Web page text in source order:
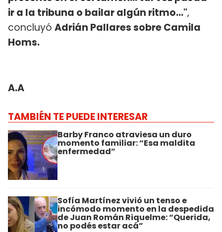
ir a la tribuna o bailar algún ritmo…",
concluyó Adrián Pallares sobre Camila
Homs.
A.A
TAMBIÉN TE PUEDE INTERESAR
Barby Franco atraviesa un duro
momento familiar: “Esa maldita
enfermedad”
Sofía Martínez vivió un tenso e
incómodo momento en la despedida
de Juan Román Riquelme: “Querida,
no podés estar acá”